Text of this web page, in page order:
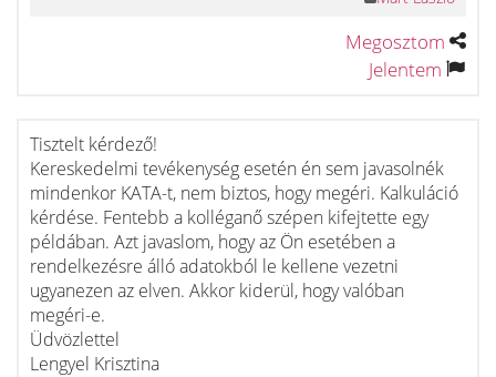
Megosztom
Jelentem
Tisztelt kérdező!
Kereskedelmi tevékenység esetén én sem javasolnék
mindenkor KATA-t, nem biztos, hogy megéri. Kalkuláció
kérdése. Fentebb a kolléganő szépen kifejtette egy
példában. Azt javaslom, hogy az Ön esetében a
rendelkezésre álló adatokból le kellene vezetni
ugyanezen az elven. Akkor kiderül, hogy valóban
megéri-e.
Üdvözlettel
Lengyel Krisztina